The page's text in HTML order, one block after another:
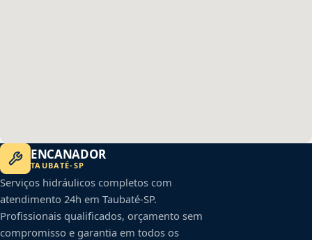
ENCANADOR
TAUBATÉ-SP
Serviços hidráulicos completos com
atendimento 24h em Taubaté-SP.
Profissionais qualificados, orçamento sem
compromisso e garantia em todos os